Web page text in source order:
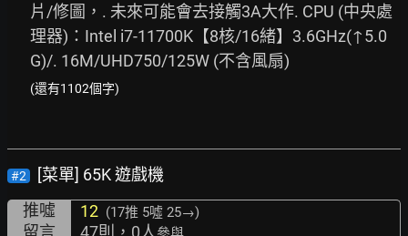
片/修圖，. 未來可能會去接觸3A大作. CPU (中央處
理器)：Intel i7-11700K【8核/16緒】3.6GHz(↑5.0
G)/. 16M/UHD750/125W (不含風扇)
(還有1102個字)
#2
[菜單] 65K 遊戲機
推噓
12 (17推 5噓 25→)
留言 47則，0人